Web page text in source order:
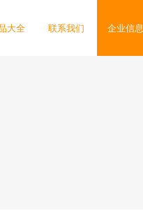
大全 联系我们 企业信息